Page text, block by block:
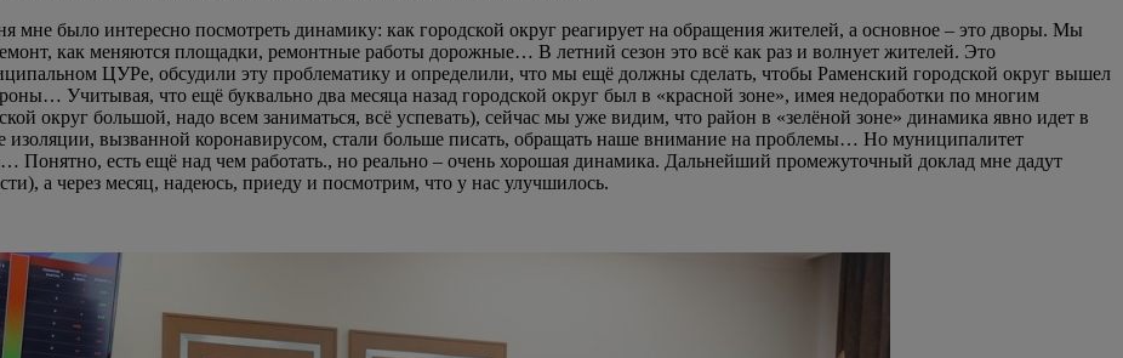
мне было интересно посмотреть динамику: как городской округ реагирует на обращения жителей, а основное – это дворы. Мы
как меняются площадки, ремонтные работы дорожные… В летний сезон это всё как раз и волнует жителей. Это
ЦУРе, обсудили эту проблематику и определили, что мы ещё должны сделать, чтобы Раменский городской округ вышел
Учитывая, что ещё буквально два месяца назад городской округ был в «красной зоне», имея недоработки по многим
округ большой, надо всем заниматься, всё успевать), сейчас мы уже видим, что район в «зелёной зоне» динамика явно идет в
вызванной коронавирусом, стали больше писать, обращать наше внимание на проблемы… Но муниципалитет
Понятно, есть ещё над чем работать., но реально – очень хорошая динамика. Дальнейший промежуточный доклад мне дадут
а через месяц, надеюсь, приеду и посмотрим, что у нас улучшилось.